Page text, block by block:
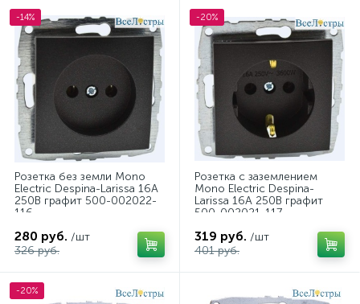
-14%
Розетка без земли Mono
Electric Despina-Larissa 16А
250В графит 500-002022-
116
280 руб. /шт
326 руб.
-20%
Розетка с заземлением
Mono Electric Despina-
Larissa 16А 250В графит
500-002021-117
319 руб. /шт
401 руб.
-20%